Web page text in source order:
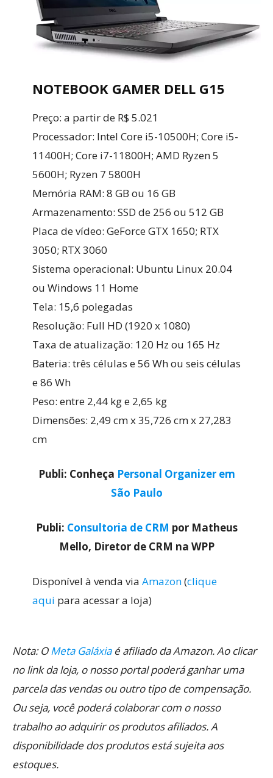
NOTEBOOK GAMER DELL G15
Preço: a partir de R$ 5.021
Processador: Intel Core i5-10500H; Core i5-
11400H; Core i7-11800H; AMD Ryzen 5
5600H; Ryzen 7 5800H
Memória RAM: 8 GB ou 16 GB
Armazenamento: SSD de 256 ou 512 GB
Placa de vídeo: GeForce GTX 1650; RTX
3050; RTX 3060
Sistema operacional: Ubuntu Linux 20.04
ou Windows 11 Home
Tela: 15,6 polegadas
Resolução: Full HD (1920 x 1080)
Taxa de atualização: 120 Hz ou 165 Hz
Bateria: três células e 56 Wh ou seis células
e 86 Wh
Peso: entre 2,44 kg e 2,65 kg
Dimensões: 2,49 cm x 35,726 cm x 27,283
cm
Publi: Conheça Personal Organizer em
São Paulo
Publi: Consultoria de CRM por Matheus
Mello, Diretor de CRM na WPP
Disponível à venda via Amazon(clique
aqui para acessar a loja)
Nota: OMeta Galáxiaé afiliado da Amazon. Ao clicar
no link da loja, o nosso portal poderá ganhar uma
parcela das vendas ou outro tipo de compensação.
Ou seja, você poderá colaborar com o nosso
trabalho ao adquirir os produtos afiliados. A
disponibilidade dos produtos está sujeita aos
estoques.